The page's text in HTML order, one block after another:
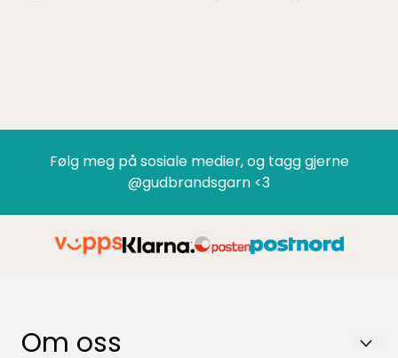
Følg meg på sosiale medier, og tagg gjerne
@gudbrandsgarn <3
Om oss